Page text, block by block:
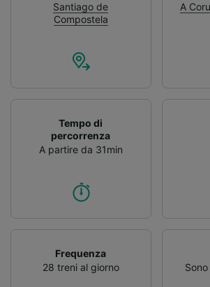
Santiago de
Compostela
A
Tempo di
percorrenza
A partire da 31min
Frequenza
28 treni al giorno